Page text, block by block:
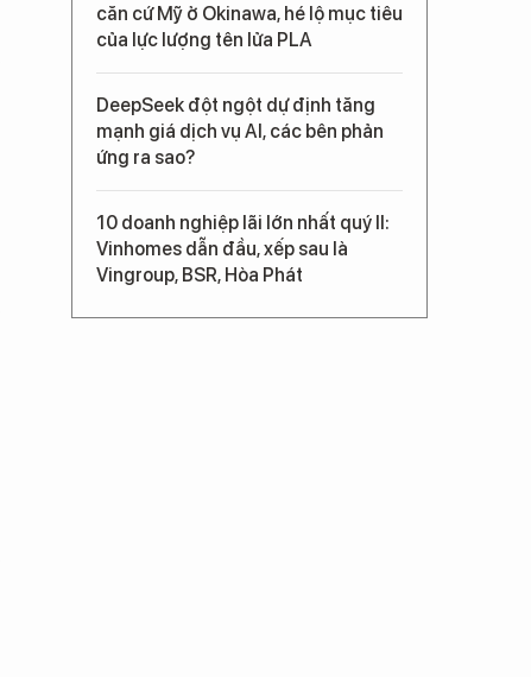
căn cứ Mỹ ở Okinawa, hé lộ mục tiêu
của lực lượng tên lửa PLA
DeepSeek đột ngột dự định tăng
mạnh giá dịch vụ AI, các bên phản
ứng ra sao?
10 doanh nghiệp lãi lớn nhất quý II:
Vinhomes dẫn đầu, xếp sau là
Vingroup, BSR, Hòa Phát